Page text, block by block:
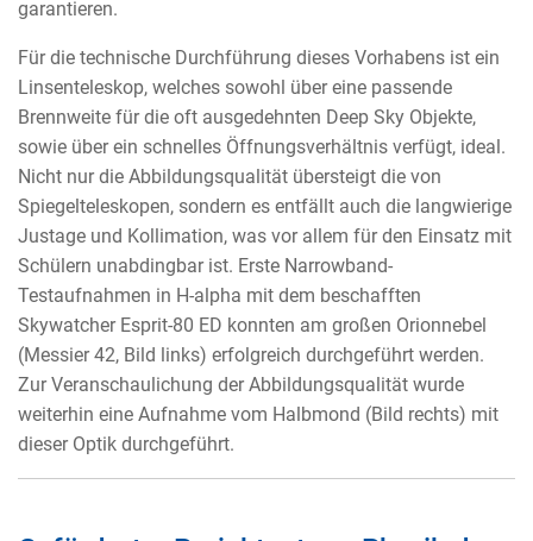
garantieren.
Für die technische Durchführung dieses Vorhabens ist ein
Linsenteleskop, welches sowohl über eine passende
Brennweite für die oft ausgedehnten Deep Sky Objekte,
sowie über ein schnelles Öffnungsverhältnis verfügt, ideal.
Nicht nur die Abbildungsqualität übersteigt die von
Spiegelteleskopen, sondern es entfällt auch die langwierige
Justage und Kollimation, was vor allem für den Einsatz mit
Schülern unabdingbar ist. Erste Narrowband-
Testaufnahmen in H-alpha mit dem beschafften
Skywatcher Esprit-80 ED konnten am großen Orionnebel
(Messier 42, Bild links) erfolgreich durchgeführt werden.
Zur Veranschaulichung der Abbildungsqualität wurde
weiterhin eine Aufnahme vom Halbmond (Bild rechts) mit
dieser Optik durchgeführt.